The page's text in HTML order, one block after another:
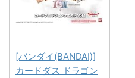
[バンダイ(BANDAI)]
カードダス ドラゴン